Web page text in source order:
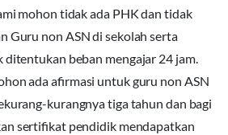
mohon tidak ada PHK dan tidak
Guru non ASN di sekolah serta
beban mengajar 24 jam.
ada afirmasi untuk guru non ASN
kurangnya tiga tahun dan bagi
sertifikat pendidik mendapatkan